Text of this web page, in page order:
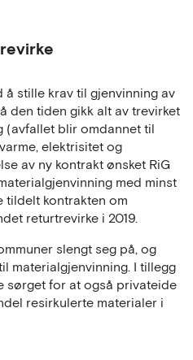
å stille krav til gjenvinning av
den tiden gikk alt av trevirket
(avfallet blir omdannet til
elektrisitet og
av ny kontrakt ønsket RiG
med minst
tildelt kontrakten om
returtrevirke i 2019.
slengt seg på, og
materialgjenvinning. I tillegg
sørget for at også privateide
resirkulerte materialer i